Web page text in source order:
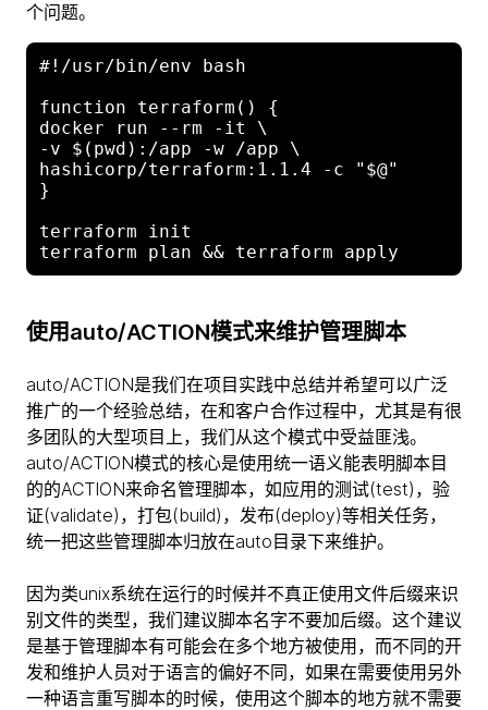
个问题。
#!/usr/bin/env bash
function terraform() {
docker run --rm -it \
-v $(pwd):/app -w /app \
hashicorp/terraform:1.1.4 -c "$@"
}
terraform init
使用auto/ACTION模式来维护管理脚本
auto/ACTION是我们在项目实践中总结并希望可以广泛
推广的一个经验总结，在和客户合作过程中，尤其是有很
多团队的大型项目上，我们从这个模式中受益匪浅。
auto/ACTION模式的核心是使用统一语义能表明脚本目
的的ACTION来命名管理脚本，如应用的测试(test)，验
证(validate)，打包(build)，发布(deploy)等相关任务，
统一把这些管理脚本归放在auto目录下来维护。
因为类unix系统在运行的时候并不真正使用文件后缀来识
别文件的类型，我们建议脚本名字不要加后缀。这个建议
是基于管理脚本有可能会在多个地方被使用，而不同的开
发和维护人员对于语言的偏好不同，如果在需要使用另外
一种语言重写脚本的时候，使用这个脚本的地方就不需要